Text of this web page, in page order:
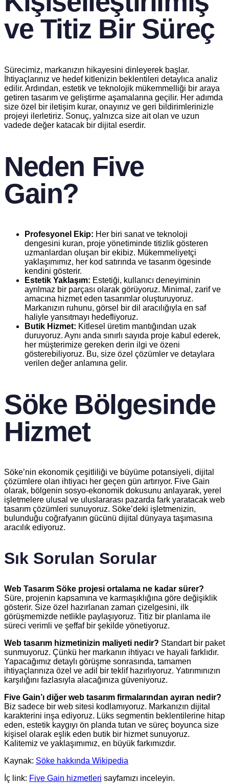
ve Titiz Bir Süreç
Sürecimiz, markanızın hikayesini dinleyerek başlar.
İhtiyaçlarınız ve hedef kitlenizin beklentileri detaylıca analiz
edilir. Ardından, estetik ve teknolojik mükemmelliği bir araya
getiren tasarım ve geliştirme aşamalarına geçilir. Her adımda
size özel bir iletişim kurar, onayınız ve geri bildirimlerinizle
projeyi ilerletiriz. Sonuç, yalnızca size ait olan ve uzun
vadede değer katacak bir dijital eserdir.
Neden Five
Gain?
Profesyonel Ekip: Her biri sanat ve teknoloji
dengesini kuran, proje yönetiminde titizlik gösteren
uzmanlardan oluşan bir ekibiz. Mükemmeliyetçi
yaklaşımımız, her kod satırında ve tasarım ögesinde
kendini gösterir.
Estetik Yaklaşım: Estetiği, kullanıcı deneyiminin
ayrılmaz bir parçası olarak görüyoruz. Minimal, zarif ve
amacına hizmet eden tasarımlar oluşturuyoruz.
Markanızın ruhunu, görsel bir dil aracılığıyla en saf
haliyle yansıtmayı hedefliyoruz.
Butik Hizmet: Kitlesel üretim mantığından uzak
duruyoruz. Aynı anda sınırlı sayıda proje kabul ederek,
her müşterimize gereken derin ilgi ve özeni
gösterebiliyoruz. Bu, size özel çözümler ve detaylara
verilen değer anlamına gelir.
Söke Bölgesinde
Hizmet
Söke’nin ekonomik çeşitliliği ve büyüme potansiyeli, dijital
çözümlere olan ihtiyacı her geçen gün artırıyor. Five Gain
olarak, bölgenin sosyo-ekonomik dokusunu anlayarak, yerel
işletmelere ulusal ve uluslararası pazarda fark yaratacak web
tasarım çözümleri sunuyoruz. Söke’deki işletmenizin,
bulunduğu coğrafyanın gücünü dijital dünyaya taşımasına
aracılık ediyoruz.
Sık Sorulan Sorular
Web Tasarım Söke projesi ortalama ne kadar sürer?
Süre, projenin kapsamına ve karmaşıklığına göre değişiklik
gösterir. Size özel hazırlanan zaman çizelgesini, ilk
görüşmemizde netlikle paylaşıyoruz. Titiz bir planlama ile
süreci verimli ve şeffaf bir şekilde yönetiyoruz.
Web tasarım hizmetinizin maliyeti nedir? Standart bir paket
sunmuyoruz. Çünkü her markanın ihtiyacı ve hayali farklıdır.
Yapacağımız detaylı görüşme sonrasında, tamamen
ihtiyaçlarınıza özel ve adil bir teklif hazırlıyoruz. Yatırımınızın
karşılığını fazlasıyla alacağınıza güveniyoruz.
Five Gain’ı diğer web tasarım firmalarından ayıran nedir?
Biz sadece bir web sitesi kodlamıyoruz. Markanızın dijital
karakterini inşa ediyoruz. Lüks segmentin beklentilerine hitap
eden, estetik kaygıyı ön planda tutan ve süreç boyunca size
kişisel olarak eşlik eden butik bir hizmet sunuyoruz.
Kalitemiz ve yaklaşımımız, en büyük farkımızdır.
Kaynak: Söke hakkında Wikipedia
İç link: Five Gain hizmetleri sayfamızı inceleyin.